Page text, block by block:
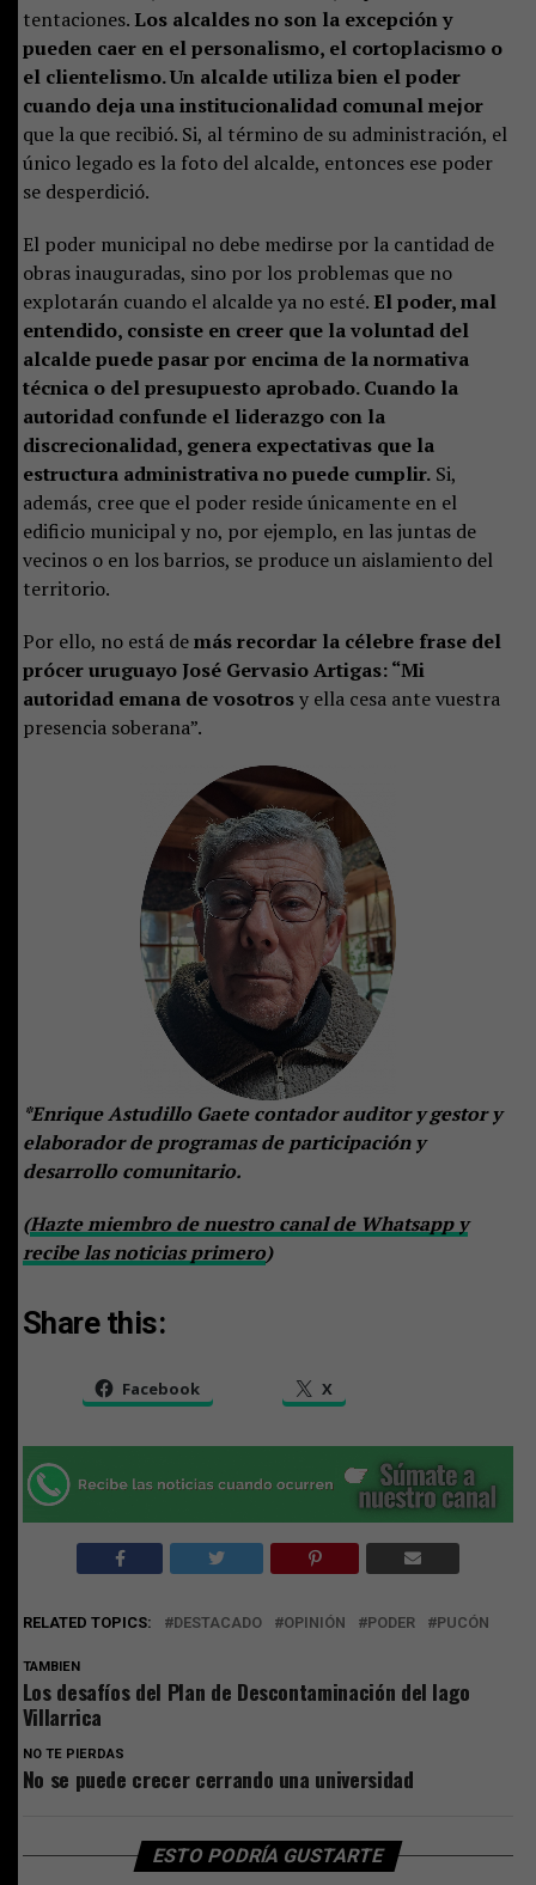
tentaciones. Los alcaldes no son la excepción y
pueden caer en el personalismo, el cortoplacismo o
el clientelismo. Un alcalde utiliza bien el poder
cuando deja una institucionalidad comunal mejor
que la que recibió. Si, al término de su administración, el
único legado es la foto del alcalde, entonces ese poder
se desperdició.
El poder municipal no debe medirse por la cantidad de
obras inauguradas, sino por los problemas que no
explotarán cuando el alcalde ya no esté. El poder, mal
entendido, consiste en creer que la voluntad del
alcalde puede pasar por encima de la normativa
técnica o del presupuesto aprobado. Cuando la
autoridad confunde el liderazgo con la
discrecionalidad, genera expectativas que la
estructura administrativa no puede cumplir.Si,
además, cree que el poder reside únicamente en el
edificio municipal y no, por ejemplo, en las juntas de
vecinos o en los barrios, se produce un aislamiento del
territorio.
Por ello, no está demás recordar la célebre frase del
prócer uruguayo José Gervasio Artigas: “Mi
autoridad emana de vosotrosy ella cesa ante vuestra
presencia soberana”.
*Enrique Astudillo Gaete contador auditor y gestor y
elaborador de programas de participación y
desarrollo comunitario.
(Hazte miembro de nuestro canal de Whatsapp y
recibe las noticias primero)
Share this:
Facebook X
RELATED TOPICS: DESTACADO OPINIÓN PODER PUCÓN
TAMBIEN
Los desafíos del Plan de Descontaminación del lago
Villarrica
NO TE PIERDAS
No se puede crecer cerrando una universidad
ESTO PODRÍA GUSTARTE